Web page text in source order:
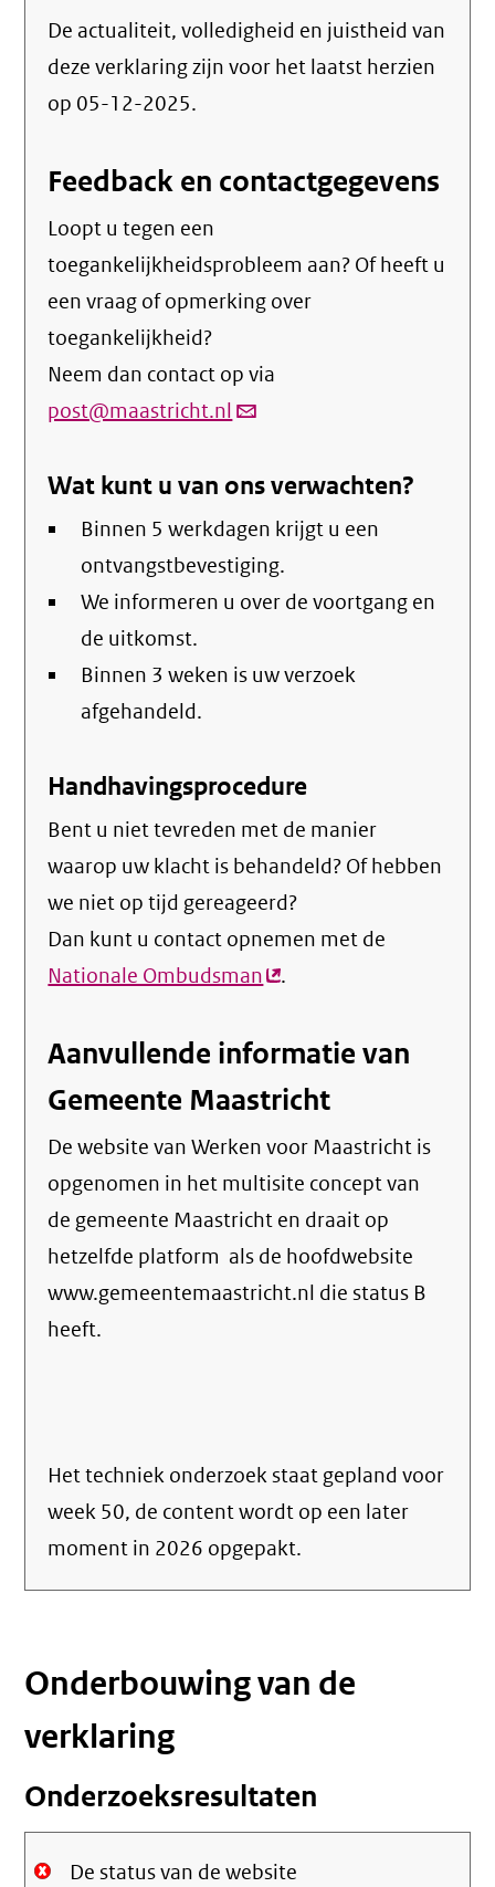
De actualiteit, volledigheid en juistheid van
deze verklaring zijn voor het laatst herzien
op 05-12-2025.
Feedback en contactgegevens
Loopt u tegen een
toegankelijkheidsprobleem aan? Of heeft u
een vraag of opmerking over
toegankelijkheid?
Neem dan contact op via
post@maastricht.nl (link
email)
Wat kunt u van ons verwachten?
Binnen 5 werkdagen krijgt u een
ontvangstbevestiging.
We informeren u over de voortgang en
de uitkomst.
Binnen 3 weken is uw verzoek
afgehandeld.
Handhavingsprocedure
Bent u niet tevreden met de manier
waarop uw klacht is behandeld? Of hebben
we niet op tijd gereageerd?
Dan kunt u contact opnemen met de
Nationale Ombudsman(externe
.
Aanvullende informatie van
Gemeente Maastricht
De website van Werken voor Maastricht is
opgenomen in het multisite concept van
de gemeente Maastricht en draait op
hetzelfde platform als de hoofdwebsite
www.gemeentemaastricht.nl die status B
heeft.
Het techniek onderzoek staat gepland voor
week 50, de content wordt op een later
moment in 2026 opgepakt.
Onderbouwing van de
verklaring
Onderzoeksresultaten
De status van de website